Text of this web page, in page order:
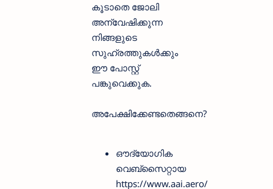
കൂടാതെ ജോലി
അന്വേഷിക്കുന്ന
നിങ്ങളുടെ
സുഹ്രത്തുകള്‍ക്കും
ഈ പോസ്റ്റ്
പങ്കുവെക്കുക.
അപേക്ഷിക്കേണ്ടതെങ്ങനെ?
ഔദ്യോ​ഗിക
വെബ്സൈറ്റായ
https://www.aai.aero/